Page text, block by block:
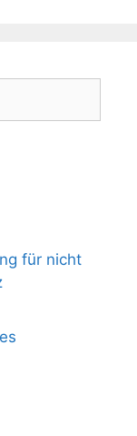
für nicht